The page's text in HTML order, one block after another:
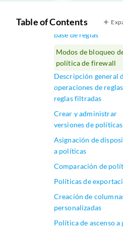
Table of Contents
Descripción general
base de reglas
Modos de bloqueo
política de firewall
Descripción general
operaciones de
reglas filtradas
Crear y administrar
versiones de políticas
Asignación de
a políticas
Comparación de
Políticas de
Creación de
personalizadas
Política de ascenso a